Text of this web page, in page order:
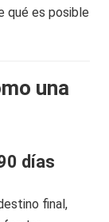
qué es posible
una
días
final,